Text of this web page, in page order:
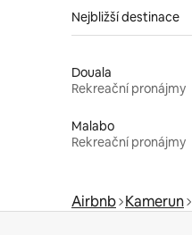
Nejbližší destinace
Douala
Rekreační pronájmy
Malabo
Rekreační pronájmy
Airbnb Kamerun